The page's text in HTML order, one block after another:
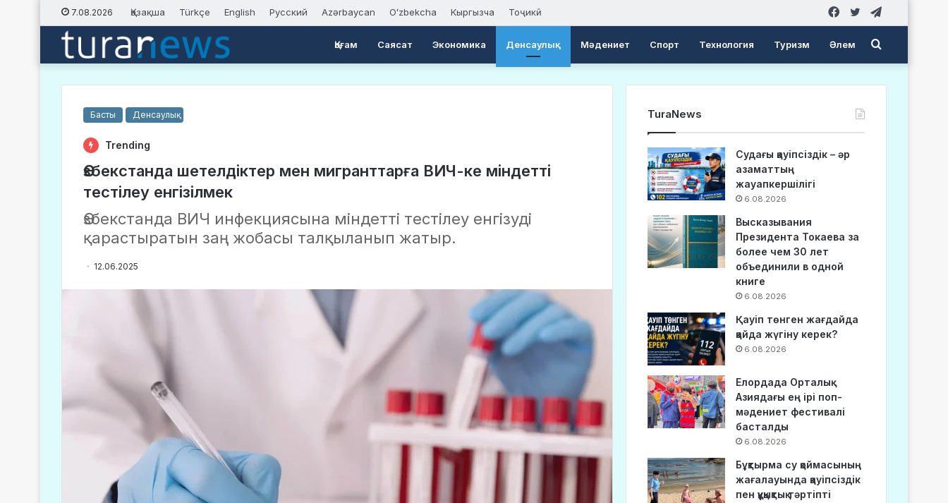
7.08.2026 Қазақша Türkçe English Русский Azərbaycan Oʻzbekcha Кыргызча Тоҷикӣ Twitter
Facebook
Қоғам Саясат Экономика Денсаулық Мәдениет Спорт Технология Туризм Әлем Search
for
Басты Денсаулық
Trending
Өзбекстанда шетелдіктер мен мигранттарға ВИЧ-ке міндетті
тестілеу енгізілмек
Өзбекстанда ВИЧ инфекциясына міндетті тестілеу енгізуді
қарастыратын заң жобасы талқыланып жатыр.
12.06.2025
TuraNews
Судағы қауіпсіздік – әр
азаматтың
жауапкершілігі
6.08.2026
Высказывания
Президента Токаева за
более чем 30 лет
объединили в одной
книге
6.08.2026
Қауіп төнген жағдайда
қайда жүгіну керек?
6.08.2026
Елордада Орталық
Азиядағы ең ірі поп-
мәдениет фестивалі
басталды
6.08.2026
Бұқтырма су қоймасының
жағалауында қауіпсіздік
пен құқықтық тәртіпті